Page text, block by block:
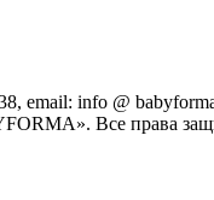
email: info @
Все права